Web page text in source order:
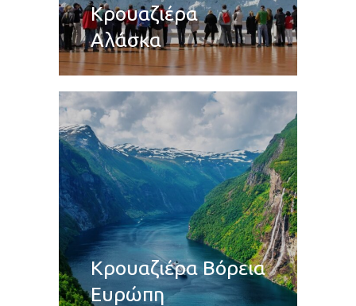
Κρουαζιέρα
Αλάσκα
Κρουαζιέρα Βόρεια
Ευρώπη